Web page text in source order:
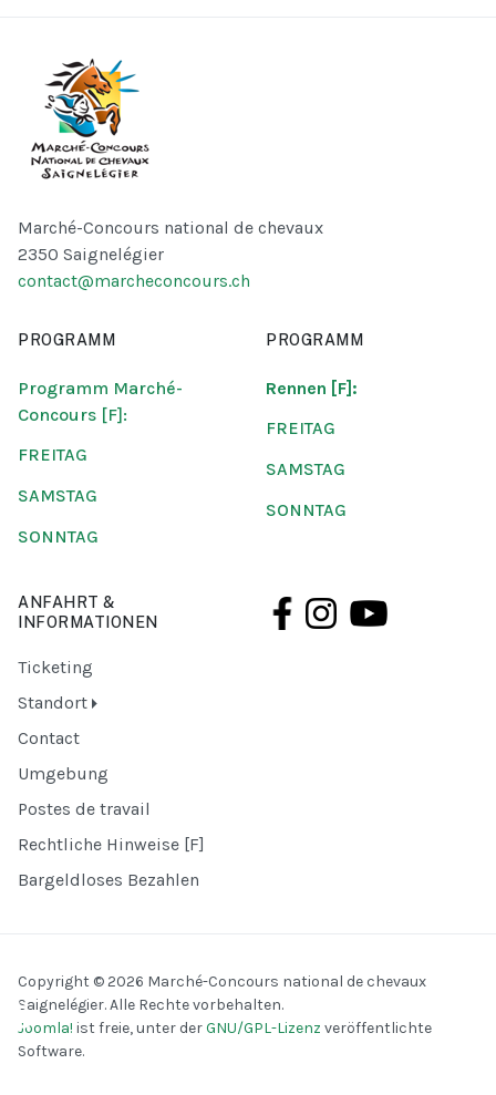
Marché-Concours national de chevaux
2350 Saignelégier
contact@marcheconcours.ch
PROGRAMM
Programm Marché-
Concours [F]:
FREITAG
SAMSTAG
SONNTAG
PROGRAMM
Rennen [F]:
FREITAG
SAMSTAG
SONNTAG
ANFAHRT &
INFORMATIONEN
Ticketing
Standort
Contact
Umgebung
Postes de travail
Rechtliche Hinweise [F]
Bargeldloses Bezahlen
Copyright © 2026 Marché-Concours national de chevaux
Saignelégier. Alle Rechte vorbehalten.
Joomla! ist freie, unter derGNU/GPL-Lizenz veröffentlichte
Software.